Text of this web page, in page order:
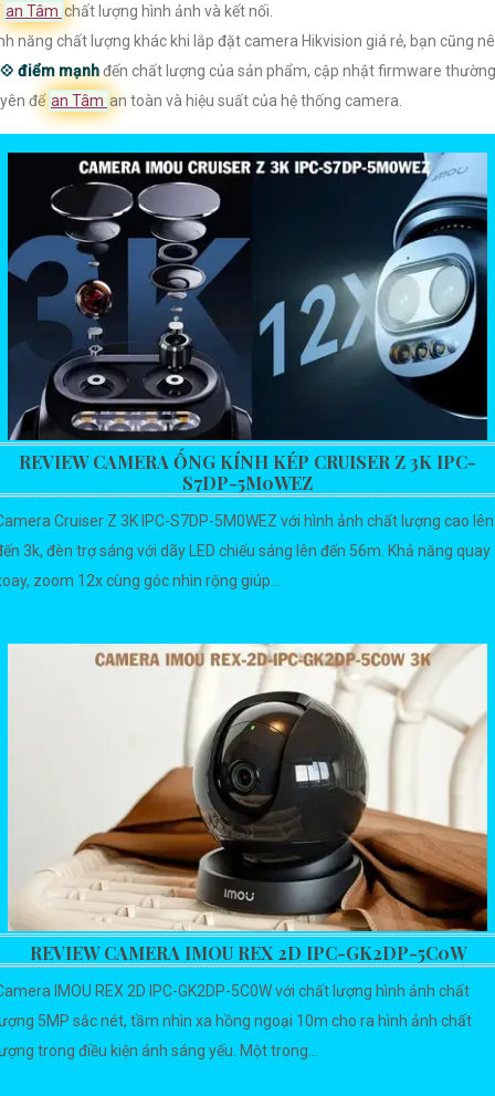
an Tâm chất lượng hình ảnh và kết nối.
năng chất lượng khác khi lắp đặt camera Hikvision giá rẻ, bạn cũng
💠 điểm mạnhđến chất lượng của sản phẩm, cập nhật firmware thường
để an Tâm an toàn và hiệu suất của hệ thống camera.
REVIEW CAMERA ỐNG KÍNH KÉP CRUISER Z 3K IPC-
S7DP-5M0WEZ
Cruiser Z 3K IPC-S7DP-5M0WEZ với hình ảnh chất lượng cao lên
3k, đèn trợ sáng với dãy LED chiếu sáng lên đến 56m. Khả năng quay
zoom 12x cùng góc nhìn rộng giúp...
REVIEW CAMERA IMOU REX 2D IPC-GK2DP-5C0W
IMOU REX 2D IPC-GK2DP-5C0W với chất lượng hình ảnh chất
5MP sắc nét, tầm nhìn xa hồng ngoại 10m cho ra hình ảnh chất
trong điều kiện ánh sáng yếu. Một trong...